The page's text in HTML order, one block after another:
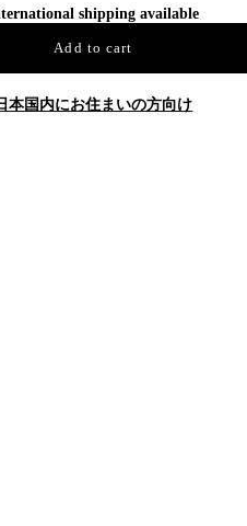
shipping available
Add to cart
本国内にお住まいの方向け